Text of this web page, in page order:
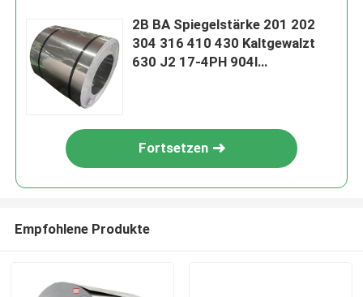
2B BA Spiegelstärke 201 202
304 316 410 430 Kaltgewalzt
630 J2 17-4PH 904l
Fortsetzen
Empfohlene Produkte